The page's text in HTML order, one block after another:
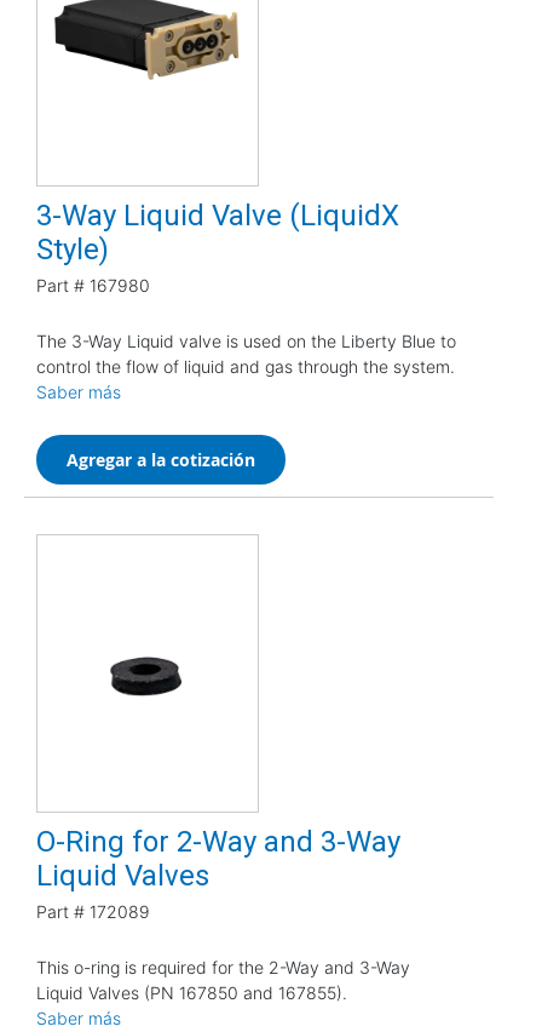
3-Way Liquid Valve (LiquidX
Style)
Part # 167980
The 3-Way Liquid valve is used on the Liberty Blue to
control the flow of liquid and gas through the system.
Saber más
Agregar a la cotización
O-Ring for 2-Way and 3-Way
Liquid Valves
Part # 172089
This o-ring is required for the 2-Way and 3-Way
Liquid Valves (PN 167850 and 167855).
Saber más